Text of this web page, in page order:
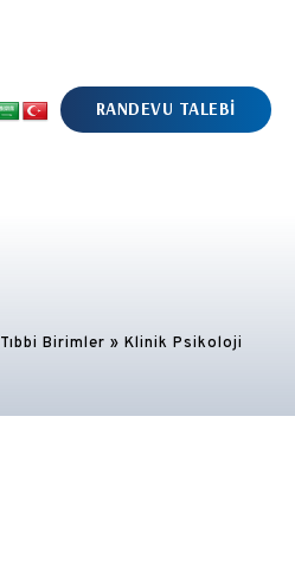
RANDEVU TALEBİ
Tıbbi Birimler » Klinik Psikoloji